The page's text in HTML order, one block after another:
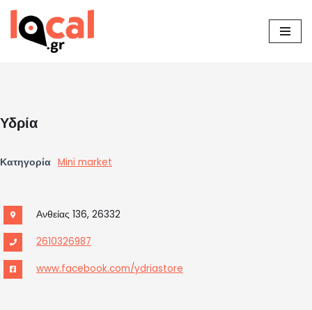
Μεταπηδήστε
Υδρία
Κατηγορία Mini market
Ανθείας 136, 26332
2610326987
www.facebook.com/ydriastore